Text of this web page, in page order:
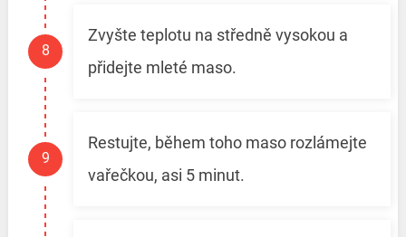
Zvyšte teplotu na středně vysokou a
přidejte mleté maso.
Restujte, během toho maso rozlámejte
vařečkou, asi 5 minut.